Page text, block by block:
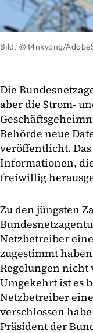
Bild: © t4nkyong/
Die
aber die Strom-
Behörde neue
veröffentlicht.
Informationen,
freiwillig
Zu den jüngsten
Netzbetreiber
zugestimmt
Regelungen nicht
Umgekehrt ist es
Netzbetreiber
verschlossen
Präsident der